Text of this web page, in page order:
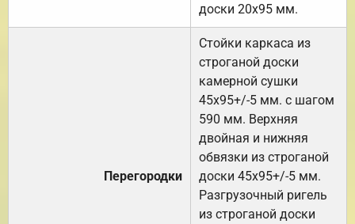
доски 20х95 мм.
Перегородки
Стойки каркаса из
строганой доски
камерной сушки
45х95+/-5 мм. с шагом
590 мм. Верхняя
двойная и нижняя
обвязки из строганой
доски 45х95+/-5 мм.
Разгрузочный ригель
из строганой доски